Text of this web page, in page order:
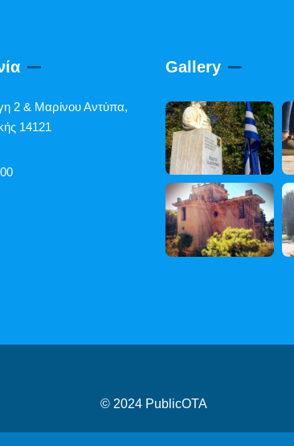
2 & Μαρίνου Αντύπα,
14121
Gallery
© 2024 PublicOTA